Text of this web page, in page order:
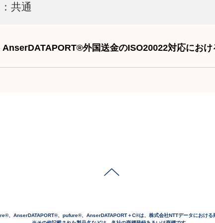
共通
AnserDATAPORT®外国送金のISO20022対応におけ
、AnserDATAPORT®、pufure®、AnserDATAPORT＋C®は、株式会社NTTデータにおける